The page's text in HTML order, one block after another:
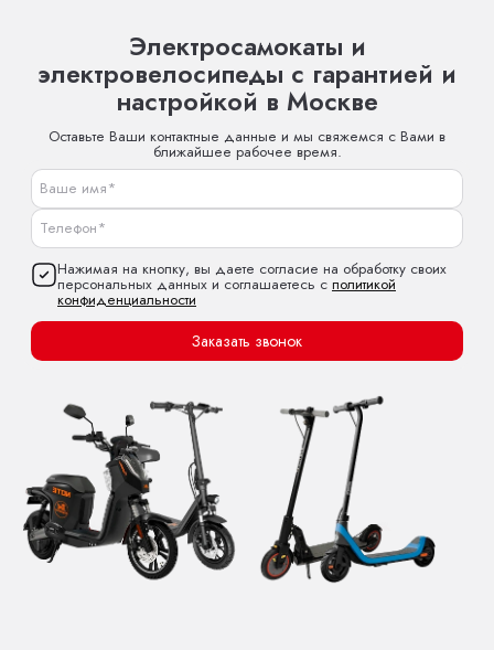
Электросамокаты и
электровелосипеды с гарантией и
настройкой в Москве
Оставьте Ваши контактные данные и мы свяжемся с Вами в
ближайшее рабочее время.
Нажимая на кнопку, вы даете согласие на обработку своих
персональных данных и соглашаетесь с политикой
конфиденциальности
Заказать звонок